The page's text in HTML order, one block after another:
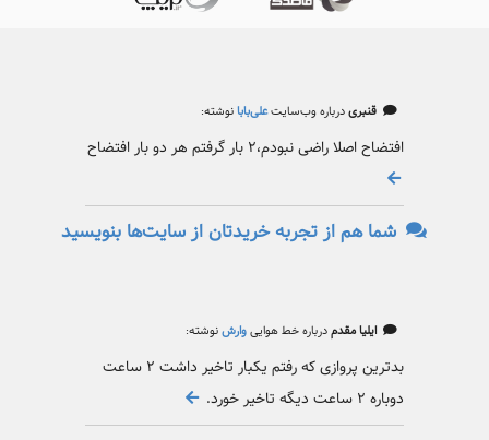
قنبریدرباره وب‌سایتعلی‌بابانوشته:
افتضاح اصلا راضی نبودم،۲ بار گرفتم هر دو بار افتضاح
شما هم از تجربه خریدتان از سایت‌ها بنویسید
ایلیا مقدمدرباره خط هواییوارشنوشته:
بدترین پروازی که رفتم یکبار تاخیر داشت ۲ ساعت
دوباره ۲ ساعت دیگه تاخیر خورد.